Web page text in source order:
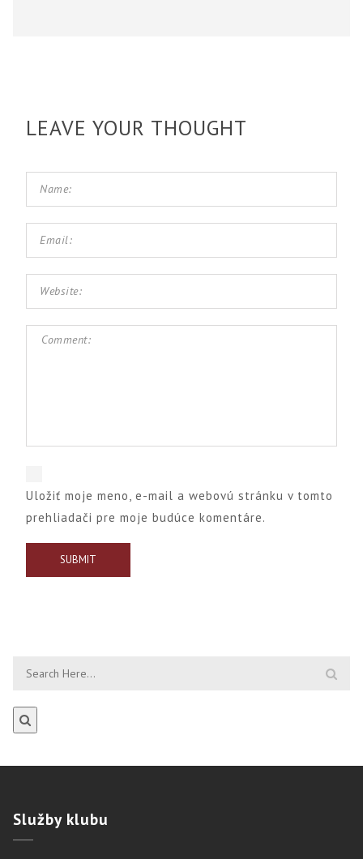
LEAVE YOUR THOUGHT
Uložiť moje meno, e-mail a webovú stránku v tomto
prehliadači pre moje budúce komentáre.
Službyklubu